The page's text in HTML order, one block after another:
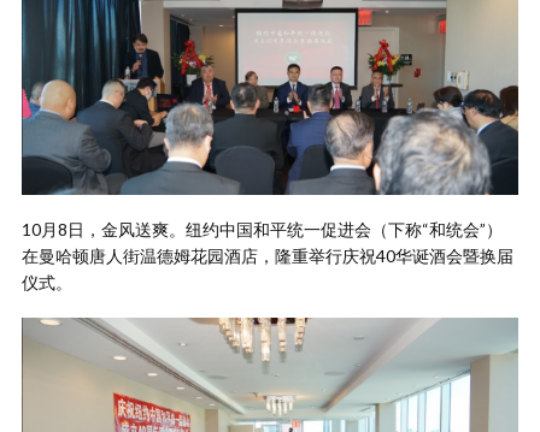
10月8日，金风送爽。纽约中国和平统一促进会（下称“和统会”）
在曼哈顿唐人街温德姆花园酒店，隆重举行庆祝40华诞酒会暨换届
仪式。